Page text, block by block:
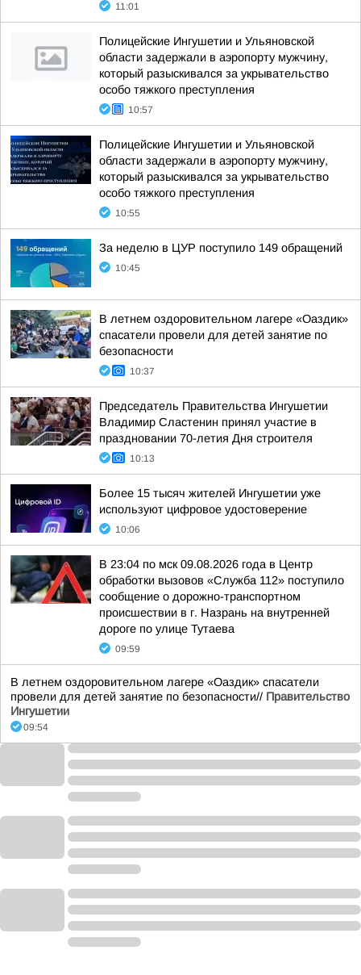
11:01
Полицейские Ингушетии и Ульяновской
области задержали в аэропорту мужчину,
который разыскивался за укрывательство
особо тяжкого преступления
10:57
Полицейские Ингушетии и Ульяновской
области задержали в аэропорту мужчину,
который разыскивался за укрывательство
особо тяжкого преступления
10:55
За неделю в ЦУР поступило 149 обращений
10:45
В летнем оздоровительном лагере «Оаздик»
спасатели провели для детей занятие по
безопасности
10:37
Председатель Правительства Ингушетии
Владимир Сластенин принял участие в
праздновании 70-летия Дня строителя
10:13
Более 15 тысяч жителей Ингушетии уже
используют цифровое удостоверение
10:06
В 23:04 по мск 09.08.2026 года в Центр
обработки вызовов «Служба 112» поступило
сообщение о дорожно-транспортном
происшествии в г. Назрань на внутренней
дороге по улице Тутаева
09:59
В летнем оздоровительном лагере «Оаздик» спасатели
провели для детей занятие по безопасности// Правительство
Ингушетии
09:54